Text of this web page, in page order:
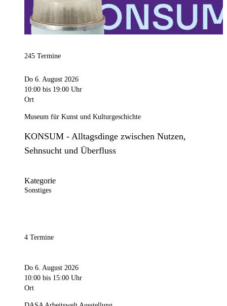
245 Termine
Do 6. August 2026
10:00 bis 19:00 Uhr
Ort
Museum für Kunst und Kulturgeschichte
KONSUM - Alltagsdinge zwischen Nutzen,
Sehnsucht und Überfluss
Kategorie
Sonstiges
4 Termine
Do 6. August 2026
10:00 bis 15:00 Uhr
Ort